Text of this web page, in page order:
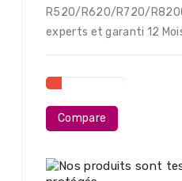
R520/R620/R720/
experts et garanti 12
Compare